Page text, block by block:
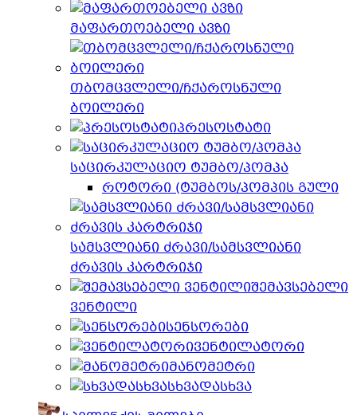
მაფართოებელი ავზი
თბომცვლელი/ჩქაროსნული
ბოილერი
პრესოსტატი
საცირკულაციო ტუმბო/პომპა
როტორი (ტუმბოს/პომპის გული
სამსვლიანი ძრავი/სამსვლიანი
ძრავის კარტრიჯი
შემავსებელი
ვენტილი
სენსორები
ვენტილატორი
მანომეტრი
სხვადასხვა